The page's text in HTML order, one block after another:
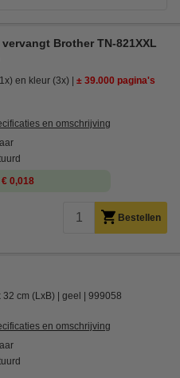
Brother TN-821XXL
en kleur (3x)
± 39.000 pagina's
en omschrijving
€ 0,018
Bestellen
32 cm (LxB) geel 999058
en omschrijving